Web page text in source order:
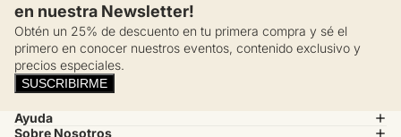
en nuestra Newsletter!
Obtén un 25% de descuento en tu primera compra y sé el
primero en conocer nuestros eventos, contenido exclusivo y
precios especiales.
SUSCRIBIRME
Ayuda
Sobre Nosotros